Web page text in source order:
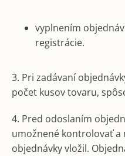
vyplnením
registrácie.
3. Pri zadávaní
počet kusov tovaru,
4. Pred odoslaním
umožnené kontrolovať a
objednávky vložil.